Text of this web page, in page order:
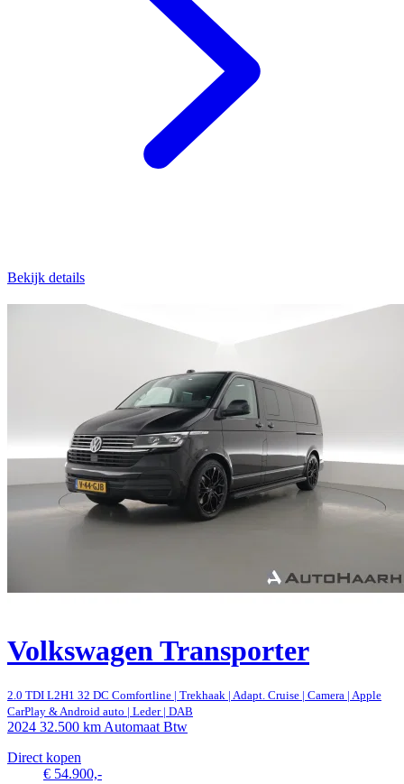
Bekijk details
Volkswagen Transporter
2.0 TDI L2H1 32 DC Comfortline | Trekhaak | Adapt. Cruise | Camera | Apple
CarPlay & Android auto | Leder | DAB
2024 32.500 km Automaat Btw
Direct kopen
€ 54.900,-